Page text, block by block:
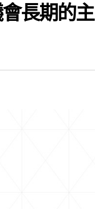
長期的主